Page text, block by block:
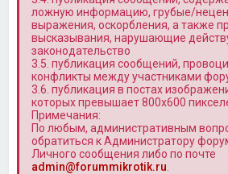
ложную информацию, грубые/
выражения, оскорбления, а также
высказывания, нарушающие
законодательство
3.5. публикация сообщений,
конфликты между участниками
3.6. публикация в постах
которых превышает 800x600
Примечания:
По любым, административным
обратиться к Администратору
Личного сообщения либо по почте
admin@forummikrotik.ru